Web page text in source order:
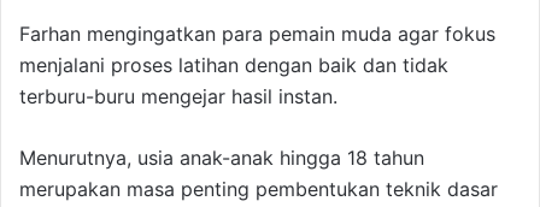
Farhan mengingatkan para pemain muda agar fokus
menjalani proses latihan dengan baik dan tidak
terburu-buru mengejar hasil instan.
Menurutnya, usia anak-anak hingga 18 tahun
merupakan masa penting pembentukan teknik dasar